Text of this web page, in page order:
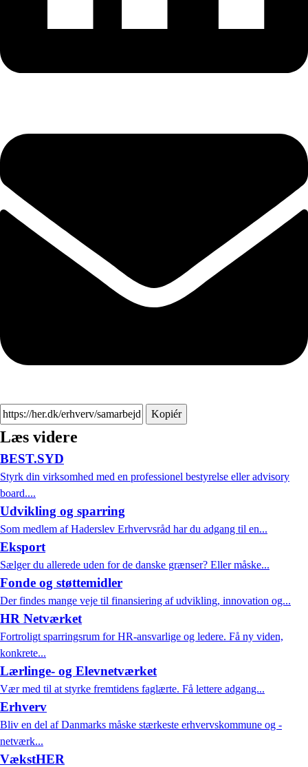
Kopiér
Læs videre
BEST.SYD
Styrk din virksomhed med en professionel bestyrelse eller advisory
board....
Udvikling og sparring
Som medlem af Haderslev Erhvervsråd har du adgang til en...
Eksport
Sælger du allerede uden for de danske grænser? Eller måske...
Fonde og støttemidler
Der findes mange veje til finansiering af udvikling, innovation og...
HR Netværket
Fortroligt sparringsrum for HR-ansvarlige og ledere. Få ny viden,
konkrete...
Lærlinge- og Elevnetværket
Vær med til at styrke fremtidens faglærte. Få lettere adgang...
Erhverv
Bliv en del af Danmarks måske stærkeste erhvervskommune og -
netværk...
VækstHER